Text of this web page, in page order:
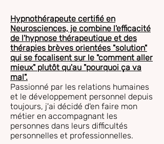
Hypnothérapeute certifié en
Neurosciences, je combine l'efficacité
de l'hypnose thérapeutique et des
thérapies brèves orientées "solution"
qui se focalisent sur le "comment aller
mieux" plutôt qu'au "pourquoi ça va
mal".
Passionné par les relations humaines
et le développement personnel depuis
toujours, j'ai décidé d'en faire mon
métier en accompagnant les
personnes dans leurs difficultés
personnelles et professionnelles.